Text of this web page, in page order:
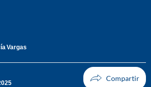
Vargas